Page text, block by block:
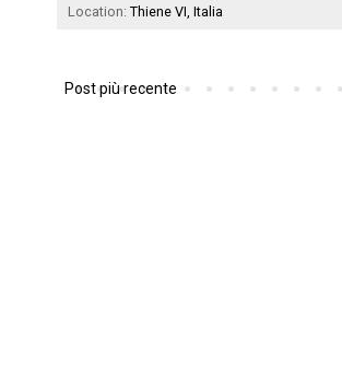
Location: Thiene VI, Italia
Post più recente